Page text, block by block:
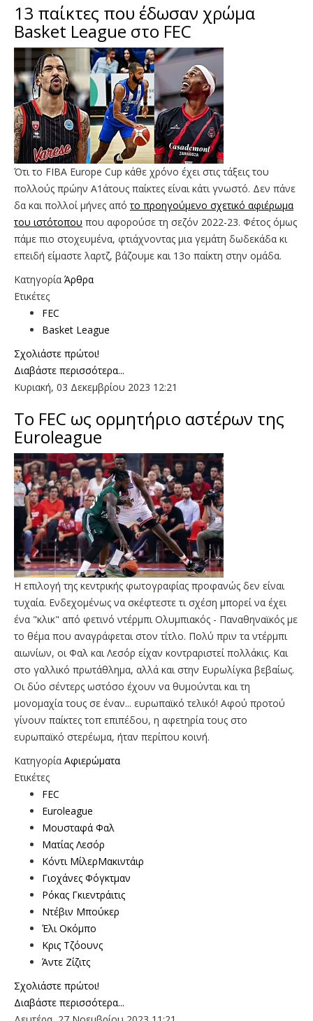
13 παίκτες που έδωσαν χρώμα
Basket League στο FEC
Ότι το FIBA Europe Cup κάθε χρόνο έχει στις τάξεις του
πολλούς πρώην Α1άτους παίκτες είναι κάτι γνωστό. Δεν πάνε
δα και πολλοί μήνες απότο προηγούμενο σχετικό αφιέρωμα
του ιστότοπου που αφορούσε τη σεζόν 2022-23. Φέτος όμως
πάμε πιο στοχευμένα, φτιάχνοντας μια γεμάτη δωδεκάδα κι
επειδή είμαστε λαρτζ, βάζουμε και 13ο παίκτη στην ομάδα.
Κατηγορία Άρθρα
Ετικέτες
FEC
Basket League
Σχολιάστε πρώτοι!
Διαβάστε περισσότερα...
Κυριακή, 03 Δεκεμβρίου 2023 12:21
Το FEC ως ορμητήριο αστέρων της
Euroleague
Η επιλογή της κεντρικής φωτογραφίας προφανώς δεν είναι
τυχαία. Ενδεχομένως να σκέφτεστε τι σχέση μπορεί να έχει
ένα "κλικ" από φετινό ντέρμπι Ολυμπιακός - Παναθηναϊκός με
το θέμα που αναγράφεται στον τίτλο. Πολύ πριν τα ντέρμπι
αιωνίων, οι Φαλ και Λεσόρ είχαν κοντραριστεί πολλάκις. Και
στο γαλλικό πρωτάθλημα, αλλά και στην Ευρωλίγκα βεβαίως.
Οι δύο σέντερς ωστόσο έχουν να θυμούνται και τη
μονομαχία τους σε έναν... ευρωπαϊκό τελικό! Αφού προτού
γίνουν παίκτες τοπ επιπέδου, η αφετηρία τους στο
ευρωπαϊκό στερέωμα, ήταν περίπου κοινή.
Κατηγορία Αφιερώματα
Ετικέτες
FEC
Euroleague
Μουσταφά Φαλ
Ματίας Λεσόρ
Κόντι ΜίλερΜακιντάιρ
Γιοχάνες Φόγκτμαν
Ρόκας Γκιεντράιτις
Ντέβιν Μπούκερ
Έλι Οκόμπο
Κρις Τζόουνς
Άντε Ζίζιτς
Σχολιάστε πρώτοι!
Διαβάστε περισσότερα...